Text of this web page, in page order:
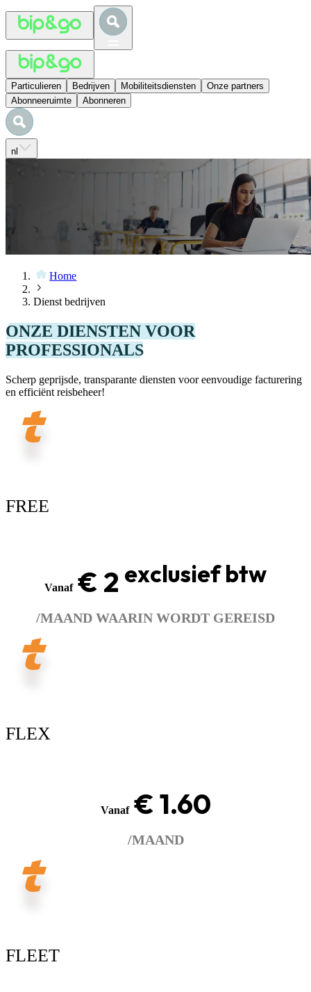
Particulieren Bedrijven Mobiliteitsdiensten
Onze partners
Abonneeruimte
Abonneren
nl
Home
Dienst bedrijven
ONZE DIENSTEN VOOR
PROFESSIONALS
Scherp geprijsde, transparante diensten voor eenvoudige facturering
en efficiënt reisbeheer!
FREE
Vanaf€ 2 exclusief btw
/MAAND WAARIN WORDT GEREISD
FLEX
Vanaf€ 1.60
/MAAND
FLEET